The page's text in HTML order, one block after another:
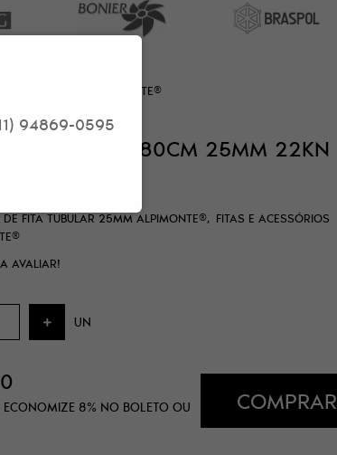
22KN AZUL ALPIMONTE®
FITA TUBULAR 80CM 25MM 22KN
DE FITA TUBULAR 25MM ALPIMONTE®
FITAS E ACESSÓRIOS
AVALIAR!
UN
ECONOMIZE 8% NO BOLETO OU
COMPRAR
94869-0595